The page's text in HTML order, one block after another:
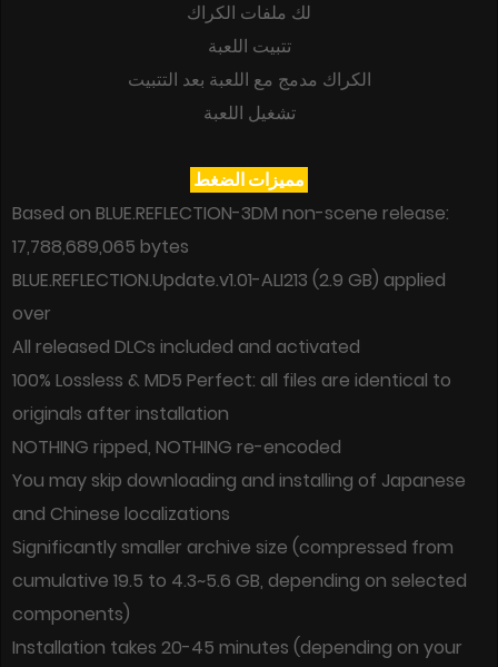
لك ملفات الكراك
تتبيت اللعبة
الكراك مدمج مع اللعبة بعد التتبيت
تشغيل اللعبة
مميزات الضغط
Based on BLUE.REFLECTION-3DM non-scene release:
17,788,689,065 bytes
BLUE.REFLECTION.Update.v1.01-ALI213 (2.9 GB) applied
over
All released DLCs included and activated
100% Lossless & MD5 Perfect: all files are identical to
originals after installation
NOTHING ripped, NOTHING re-encoded
You may skip downloading and installing of Japanese
and Chinese localizations
Significantly smaller archive size (compressed from
cumulative 19.5 to 4.3~5.6 GB, depending on selected
components)
Installation takes 20-45 minutes (depending on your